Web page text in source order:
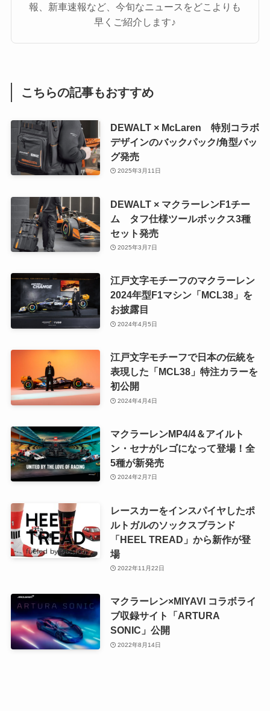
報、新車速報など、今旬なニュースをどこよりも
早くご紹介します♪
こちらの記事もおすすめ
DEWALT × McLaren 特別コラボ
デザインのバックパック/⾓型バッ
グ発売
2025年3月11日
DEWALT × マクラーレンF1チー
ム タフ仕様ツールボックス3種
セット発売
2025年3月7日
江戸文字モチーフのマクラーレン
2024年型F1マシン「MCL38」を
お披露目
2024年4月5日
江戸文字モチーフで日本の伝統を
表現した「MCL38」特注カラーを
初公開
2024年4月4日
マクラーレンMP4/4＆アイルト
ン・セナがレゴになって登場！全
5種が新発売
2024年2月7日
レースカーをインスパイヤしたポ
ルトガルのソックスブランド
「HEEL TREAD」から新作が登
場
2022年11月22日
マクラーレン×MIYAVI コラボライ
ブ収録サイト「ARTURA
SONIC」公開
2022年8月14日